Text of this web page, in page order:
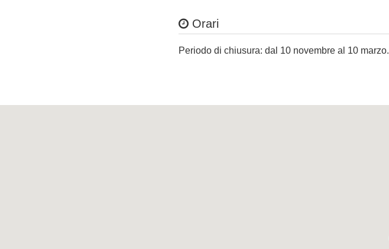
Orari
Periodo di chiusura: dal 10 novembre al 10 marzo.